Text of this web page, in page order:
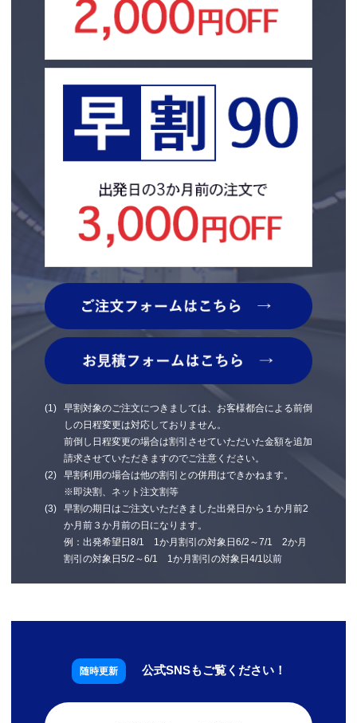
早割対象のご注文につきましては、お客様都合による前倒
しの日程変更は対応しておりません。
前倒し日程変更の場合は割引させていただいた金額を追加
請求させていただきますのでご注意ください。
早割利用の場合は他の割引との併用はできかねます。
※即決割、ネット注文割等
早割の期日はご注文いただきました出発日から１か月前2
か月前３か月前の日になります。
例：出発希望日8/1 1か月割引の対象日6/2～7/1 2か月
割引の対象日5/2～6/1 1か月割引の対象日4/1以前
公式SNSもご覧ください！